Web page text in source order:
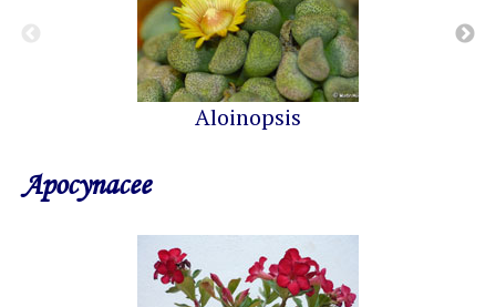
Aloinopsis
Apocynacee